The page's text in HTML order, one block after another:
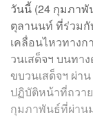
วันนี้ (24 กุมภา
ตุลานนท์ ที่ร่วม
เคลื่อนไหวทาง
วนเสด็จฯ บนทา
ขบวนเสด็จฯ ผ่า
ปฏิบัติหน้าที่ถวา
กุมภาพันธ์ที่ผ่าน